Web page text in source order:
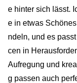
e hinter sich lässt.
e in etwas
ndeln, und es
cen in
Aufregung und
g passen auch